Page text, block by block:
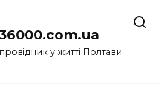
у житті Полтави